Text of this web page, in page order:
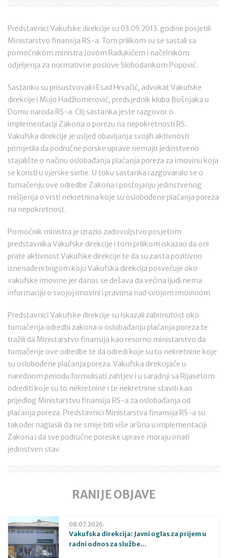
Predstavnici Vakufske direkcije su 03.09.2013. godine posjetili
Ministarstvo finansija RS-a. Tom prilikom su se sastali sa
pomoćnikom ministra Jovom Radukićem i načelnikom
odjeljenja za normativne poslove Slobodankom Popović.
Sastanku su prisustvovali i Esad Hrvačić, advokat Vakufske
direkcije i Mujo Hadžiomerović, predsjednik kluba Bošnjaka u
Domu naroda RS-a. Cilj sastanka jeste razgovor o
implementaciji Zakona o porezu na nepokretnosti RS..
Vakufska direkcije je usljed obavljanja svojih aktivnosti
primjetila da područne porske uprave nemaju jedinstveno
stajalište o načinu oslobađanja plaćanja poreza za imovinu koja
se koristi u vjerske svrhe. U toku sastanka razgovaralo se o
tumačenju ove odredbe Zakona i postojanju jedinstvenog
mišljenja o vrsti nekretnina koje su oslobođene plaćanja poreza
na nepokretnost.
Pomoćnik ministra je izrazio zadovoljstvo posjetom
predstavnika Vakufske direkcije i tom prilikom iskazao da oni
prate aktivnost Vakufske direkcije te da su zaista pozitivno
iznenađeni brigom koju Vakufska direkcija posvećuje oko
vakufske imovine jer danas se dešava da većina ljudi nema
informaciju o svojoj imovini i pravima nad svojom imovinom.
Predstavnici Vakufske direkcije su iskazali zabrinutost oko
tumačenja odredbi zakona o oslobađanju plaćanja poreza te
tražili da Ministarstvo finansija kao resorno ministarstvo da
tumačenje ove odredbe te da odredi koje su to nekretnine koje
su oslobođene plaćanja poreza. Vakufska direkcijaće u
narednom periodu formulisati zahtjev i u saradnji sa Rijasetom
odrediti koje su to nekretnine i te nekretnine staviti kao
prijedlog Ministarstvu finansija RS-a za oslobađanja od
plaćanja poreza. Predstavnici Ministarstva finansija RS-a su
također naglasili da ne smije biti više aršina u implementaciji
Zakona i da sve područne poreske uprave moraju imati
jedinstven stav.
RANIJE OBJAVE
08.07.2026.
Vakufska direkcija: Javni oglas za prijem u
radni odnos za službe...